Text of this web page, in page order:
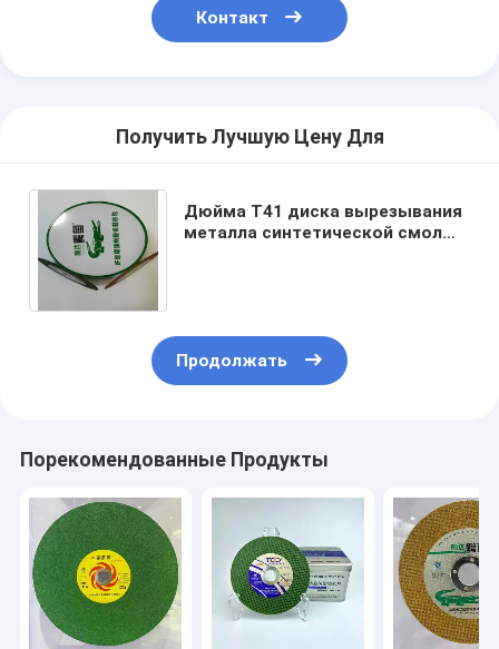
Контакт
Получить Лучшую Цену Для
Дюйма T41 диска вырезывания
металла синтетической смолы
Продолжать
Порекомендованные Продукты